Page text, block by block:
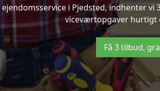
i Pjedsted, indhenter
viceværtopgaver hurtigt
Få 3 tilbud,